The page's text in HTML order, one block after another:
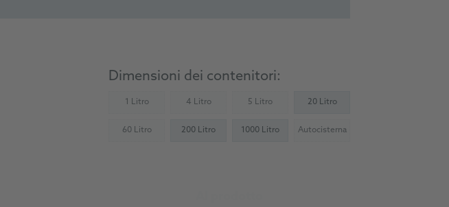
Dimensioni dei contenitori:
1 Litro(Not available)4 Litro
(Not available)5 Litro(Not available)20 Litro
60 Litro
(Not available)200 Litro 1000 Litro Autocisterna(Not available)